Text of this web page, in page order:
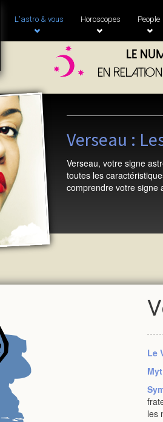
L'astro & vous Horoscopes People
Le
en
Verseau :
Verseau, votre signe
toutes les
comprendre votre signe
Le
les